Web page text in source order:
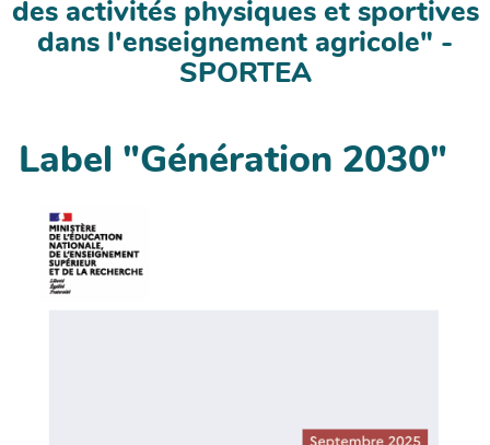
des activités physiques et sportives
dans l'enseignement agricole" -
SPORTEA
Label "Génération 2030"